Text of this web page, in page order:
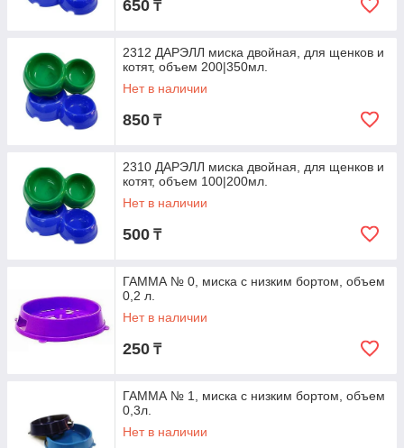
650 ₸
2312 ДАРЭЛЛ миска двойная, для щенков и
котят, объем 200|350мл.
Нет в наличии
850 ₸
2310 ДАРЭЛЛ миска двойная, для щенков и
котят, объем 100|200мл.
Нет в наличии
500 ₸
ГАММА № 0, миска с низким бортом, объем
0,2 л.
Нет в наличии
250 ₸
ГАММА № 1, миска с низким бортом, объем
0,3л.
Нет в наличии